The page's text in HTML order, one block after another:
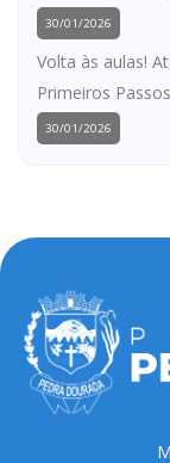
30/01/2026
Volta às aulas!
Primeiros
30/01/2026